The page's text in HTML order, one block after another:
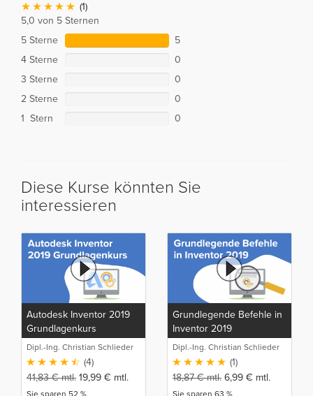
(1)
5,0 von 5 Sternen
5 Sterne
5
4 Sterne
0
3 Sterne
0
2 Sterne
0
1 Stern
0
Diese Kurse könnten Sie
interessieren
Autodesk Inventor 2019
Grundlagenkurs
Dipl.-Ing. Christian Schlieder
(4)
41,83€mtl. 19,99 € mtl.
Sie sparen 52 %
Grundlegende Befehle in
Inventor 2019
Dipl.-Ing. Christian Schlieder
(1)
18,87€mtl. 6,99 € mtl.
Sie sparen 63 %